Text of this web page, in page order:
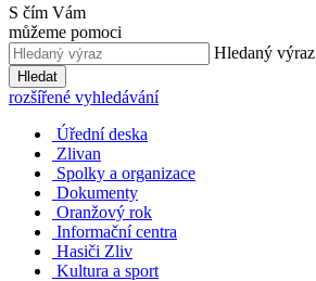
S čím Vám
můžeme pomoci
Hledaný výraz
Hledat
rozšířené vyhledávání
Úřední deska
Zlivan
Spolky a organizace
Dokumenty
Oranžový rok
Informační centra
Hasiči Zliv
Kultura a sport